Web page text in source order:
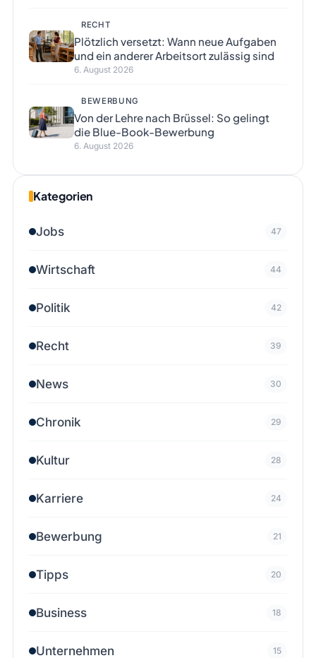
RECHT
Plötzlich versetzt: Wann neue Aufgaben
und ein anderer Arbeitsort zulässig sind
6. August 2026
BEWERBUNG
Von der Lehre nach Brüssel: So gelingt
die Blue-Book-Bewerbung
6. August 2026
Kategorien
Jobs 47
Wirtschaft 44
Politik 42
Recht 39
News 30
Chronik 29
Kultur 28
Karriere 24
Bewerbung 21
Tipps 20
Business 18
Unternehmen 15